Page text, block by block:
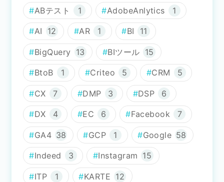
ABテスト 1 AdobeAnlytics 1
AI 12 AR 1 BI 11
BigQuery 13 BIツール 15
BtoB 1 Criteo 5 CRM 5
CX 7 DMP 3 DSP 6
DX 4 EC 6 Facebook 7
GA4 38 GCP 1 Google 58
Indeed 3 Instagram 15
ITP 1 KARTE 12